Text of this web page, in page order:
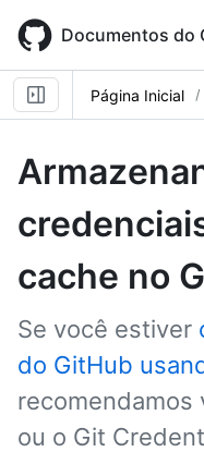
main
content
Documentos do
Página Inicial
cache no
Se você estiver
do GitHub
recomendamos
ou o Git